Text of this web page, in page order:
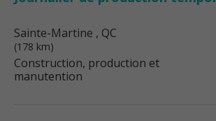
Sainte-Martine , QC
(178 km)
Construction, production et
manutention